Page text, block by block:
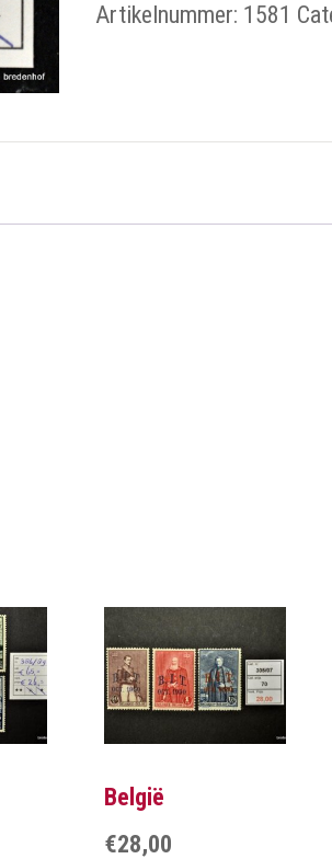
Artikelnummer: 1581
België
€28,00